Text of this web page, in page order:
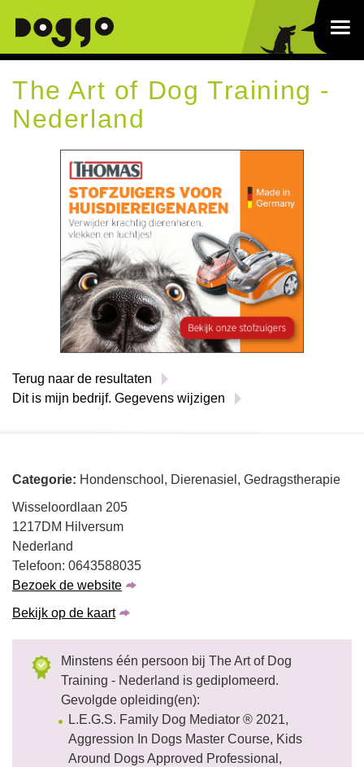
The Art of Dog Training -
Nederland
Terug naar de resultaten
Dit is mijn bedrijf. Gegevens wijzigen
Categorie: Hondenschool, Dierenasiel, Gedragstherapie
Wisseloordlaan 205
1217DM Hilversum
Nederland
Telefoon: 0643588035
Bezoek de website
Bekijk op de kaart
Minstens één persoon bij The Art of Dog
Training - Nederland is gediplomeerd.
Gevolgde opleiding(en):
L.E.G.S. Family Dog Mediator ® 2021,
Aggression In Dogs Master Course, Kids
Around Dogs Approved Professional,